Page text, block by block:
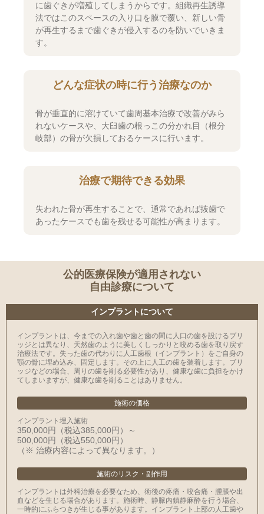
に歯ぐきが増殖してしまうからです。組織再生誘導
法ではこのスペースの入り口を膜で覆い、新しい骨
が再生するまで歯ぐきが侵入するのを防いでいきま
す。
どんな症状の時に行う治療なのか
骨が垂直的に溶けていて歯周基本治療で改善がみら
れないケースや、大臼歯の根っこの分かれ目（根分
岐部）の骨が欠損しておるケースに行います。
治療で期待できる効果
失われた骨が再生することで、通常であれば抜歯で
あったケースでも歯を残せる可能性が高まります。
公的医療保険が適用されない
自由診療について
インプラントについて
インプラントは、今までの入れ歯や歯と歯の間に人口の歯を設けるブリ
ッジとは異なり、天然歯のように美しくしっかりと咬める歯を取り戻す
治療法です。失った歯の代わりに人工歯根（インプラント）をご自身の
顎の骨に埋め込み、固定します。その上に人工の歯を装着します。ブリ
ッジなどの場合、周りの歯を削る必要性があり、健康な歯に負担をかけ
てしまいますが、健康な歯を削ることはありません。
施術の価格
インプラント埋入施術
350,000円（税込385,000円）～
500,000円（税込550,000円）
（※ 治療内容によって異なります。）
施術のリスク・副作用
インプラントは外科治療を必要なため、術後の疼痛・咬合痛・腫脹や出
血などを生じる場合があります。施術時、静脈内鎮静麻酔を行う場合、
一時的にふらつきが生じる事があります。インプラント上部の人工歯や